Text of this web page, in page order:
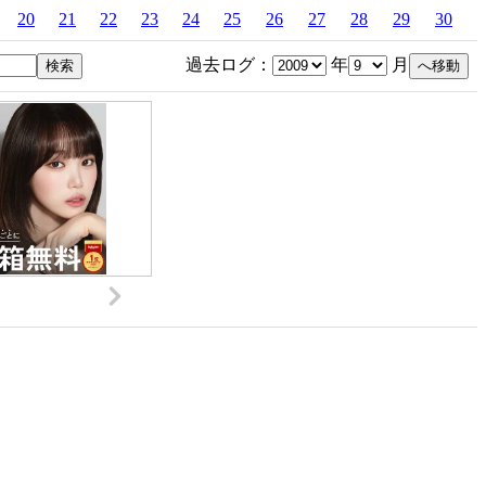
20 21 22 23 24 25 26 27 28 29 30
過去ログ： 年 月